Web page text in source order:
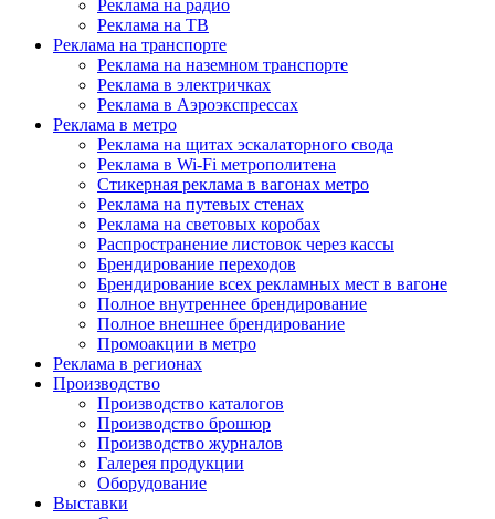
Реклама на радио
Реклама на ТВ
Реклама на транспорте
Реклама на наземном транспорте
Реклама в электричках
Реклама в Аэроэкспрессах
Реклама в метро
Реклама на щитах эскалаторного свода
Реклама в Wi-Fi метрополитена
Стикерная реклама в вагонах метро
Реклама на путевых стенах
Реклама на световых коробах
Распространение листовок через кассы
Брендирование переходов
Брендирование всех рекламных мест в вагоне
Полное внутреннее брендирование
Полное внешнее брендирование
Промоакции в метро
Реклама в регионах
Производство
Производство каталогов
Производство брошюр
Производство журналов
Галерея продукции
Оборудование
Выставки